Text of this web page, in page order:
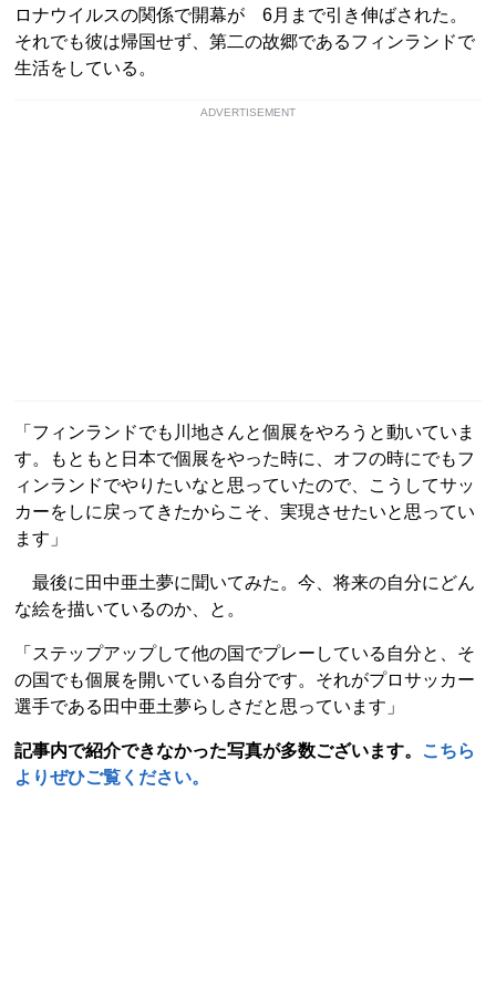
ロナウイルスの関係で開幕が 6月まで引き伸ばされた。
それでも彼は帰国せず、第二の故郷であるフィンランドで
生活をしている。
ADVERTISEMENT
「フィンランドでも川地さんと個展をやろうと動いていま
す。もともと日本で個展をやった時に、オフの時にでもフ
ィンランドでやりたいなと思っていたので、こうしてサッ
カーをしに戻ってきたからこそ、実現させたいと思ってい
ます」
最後に田中亜土夢に聞いてみた。今、将来の自分にどん
な絵を描いているのか、と。
「ステップアップして他の国でプレーしている自分と、そ
の国でも個展を開いている自分です。それがプロサッカー
選手である田中亜土夢らしさだと思っています」
記事内で紹介できなかった写真が多数ございます。
こちら
よりぜひご覧ください。